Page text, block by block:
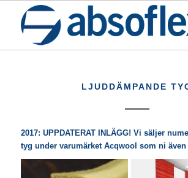
LJUDDÄMPANDE
2017: UPPDATERAT INLÄGG! Vi säljer
tyg under varumärket Acqwool som ni även